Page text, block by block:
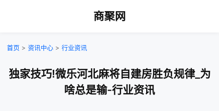
商聚网
首页 > 资讯中心 > 行业资讯
独家技巧!微乐河北麻将自建房胜负规律_为
啥总是输-行业资讯